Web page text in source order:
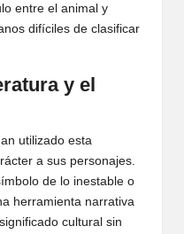
entre el animal y
difíciles de clasificar
y el
utilizado esta
a sus personajes.
de lo inestable o
herramienta narrativa
cultural sin